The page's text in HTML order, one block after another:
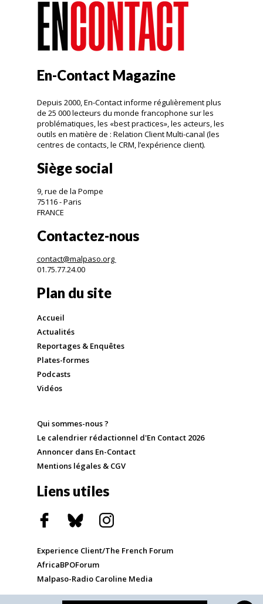
En-Contact Magazine
Depuis 2000, En-Contact informe régulièrement plus
de 25 000 lecteurs du monde francophone sur les
problématiques, les «best practices», les acteurs, les
outils en matière de : Relation Client Multi-canal (les
centres de contacts, le CRM, l’expérience client).
Siège social
9, rue de la Pompe
75116 - Paris
FRANCE
Contactez-nous
contact@malpaso.org
01.75.77.24.00
Plan du site
Accueil
Actualités
Reportages & Enquêtes
Plates-formes
Podcasts
Vidéos
Qui sommes-nous ?
Le calendrier rédactionnel d'En Contact 2026
Annoncer dans En-Contact
Mentions légales & CGV
Liens utiles
Experience Client/The French Forum
AfricaBPOForum
Malpaso-Radio Caroline Media